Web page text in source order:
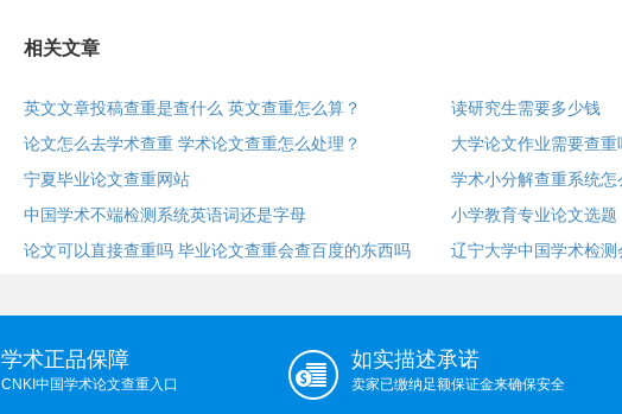
相关文章
英文文章投稿查重是查什么 英文查重怎么算？
论文怎么去学术查重 学术论文查重怎么处理？
宁夏毕业论文查重网站
中国学术不端检测系统英语词还是字母
论文可以直接查重吗 毕业论文查重会查百度的东西吗？
读研究生需要多少钱
大学论文作业需要查重
学术小分解查重系统怎
小学教育专业论文选题
辽宁大学中国学术检
学术正品保障
CNKI中国学术论文查重入口
如实描述承诺
卖家已缴纳足额保证金来确保安全